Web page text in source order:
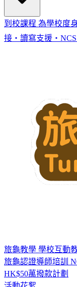
到校課程 為學校度
接・讀寫支援・
旅龜教學 學校互動
旅龜認證導師培訓
HK$50萬撥款計劃